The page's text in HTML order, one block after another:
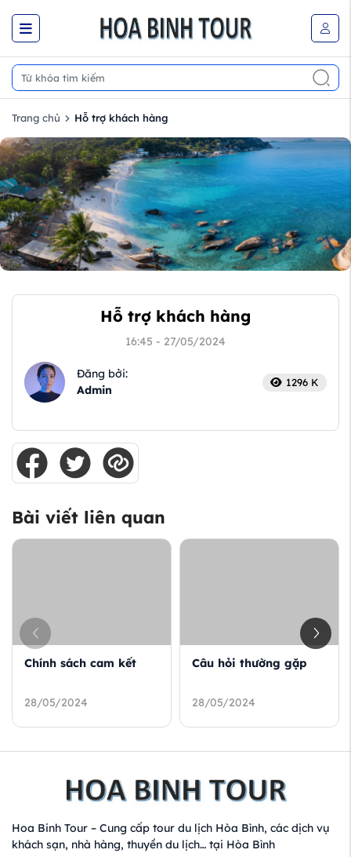
Trang chủ Hỗ trợ khách hàng
Hỗ trợ khách hàng
16:45 - 27/05/2024
Đăng bởi:
Admin
1296 K
Bài viết liên quan
Chính sách cam kết
28/05/2024
Câu hỏi thường gặp
28/05/2024
Hoa Binh Tour – Cung cấp tour du lịch Hòa Bình, các dịch vụ
khách sạn, nhà hàng, thuyền du lịch… tại Hòa Bình